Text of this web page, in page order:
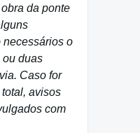
da ponte
necessários o
ou duas
Caso for
avisos
com